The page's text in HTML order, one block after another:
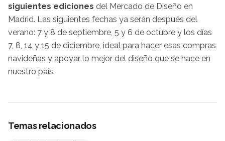
siguientes ediciones del Mercado de Diseño en
Madrid. Las siguientes fechas ya serán después del
verano: 7 y 8 de septiembre, 5 y 6 de octubre y los días
7, 8, 14 y 15 de diciembre, ideal para hacer esas compras
navideñas y apoyar lo mejor del diseño que se hace en
nuestro país.
Temas relacionados